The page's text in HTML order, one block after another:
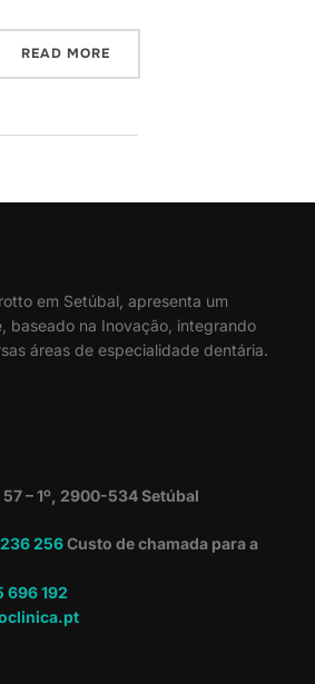
READ MORE
em Setúbal, apresenta um
baseado na Inovação, integrando
áreas de especialidade dentária.
– 1º, 2900-534 Setúbal
256Custo de chamada para a
696 192